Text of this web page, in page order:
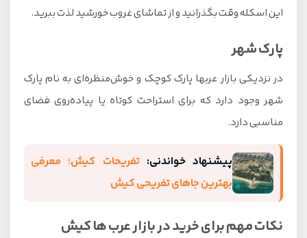
این اسکله وقت بگذرانید و از تماشای غروب خورشید لذت ببرید.
پارک شهر
در نزدیکی بازار عربها پارک کوچک و خوش‌منظره‌ای به نام پارک
شهر وجود دارد که برای استراحت کوتاه یا پیاده‌روی فضای
مناسبی دارد.
پیشنهاد خواندنی:تفریحات کیش؛ معرفی
بهترین جاهای تفریحی کیش
نکات مهم برای خرید در بازار عرب ها کیش